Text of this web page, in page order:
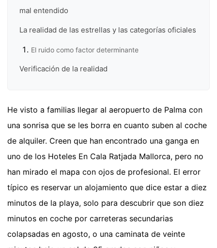
mal entendido
La realidad de las estrellas y las categorías oficiales
El ruido como factor determinante
Verificación de la realidad
He visto a familias llegar al aeropuerto de Palma con
una sonrisa que se les borra en cuanto suben al coche
de alquiler. Creen que han encontrado una ganga en
uno de los Hoteles En Cala Ratjada Mallorca, pero no
han mirado el mapa con ojos de profesional. El error
típico es reservar un alojamiento que dice estar a diez
minutos de la playa, solo para descubrir que son diez
minutos en coche por carreteras secundarias
colapsadas en agosto, o una caminata de veinte